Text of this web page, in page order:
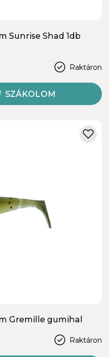
Sunrise Shad 1db
Raktáron
SZÁKOLOM
Gremille gumihal
Raktáron